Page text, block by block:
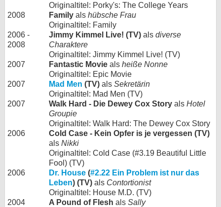
Originaltitel: Porky's: The College Years
2008
Family als hübsche Frau
Originaltitel: Family
2006 -
2008
Jimmy Kimmel Live! (TV) als diverse
Charaktere
Originaltitel: Jimmy Kimmel Live! (TV)
2007
Fantastic Movie als heiße Nonne
Originaltitel: Epic Movie
2007
Mad Men (TV) als Sekretärin
Originaltitel: Mad Men (TV)
2007
Walk Hard - Die Dewey Cox Story als Hotel
Groupie
Originaltitel: Walk Hard: The Dewey Cox Story
2006
Cold Case - Kein Opfer is je vergessen (TV)
als Nikki
Originaltitel: Cold Case (#3.19 Beautiful Little
Fool) (TV)
2006
Dr. House (#2.22 Ein Problem ist nur das
Leben) (TV) als Contortionist
Originaltitel: House M.D. (TV)
2004
A Pound of Flesh als Sally